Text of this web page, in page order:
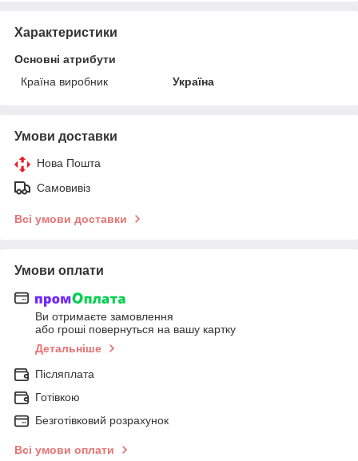
Характеристики
Основні атрибути
Країна виробник
Україна
Умови доставки
Нова Пошта
Самовивіз
Всі умови доставки
Умови оплати
Ви отримаєте замовлення
або гроші повернуться на вашу картку
Детальніше
Післяплата
Готівкою
Безготівковий розрахунок
Всі умови оплати